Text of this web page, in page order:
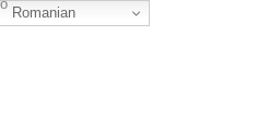
Romanian